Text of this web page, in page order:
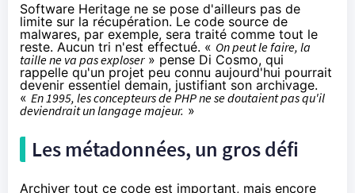
Software Heritage ne se pose d'ailleurs pas de
limite sur la récupération. Le code source de
malwares, par exemple, sera traité comme tout le
reste. Aucun tri n'est effectué. « On peut le faire, la
taille ne va pas exploser» pense Di Cosmo, qui
rappelle qu'un projet peu connu aujourd'hui pourrait
devenir essentiel demain, justifiant son archivage.
« En 1995, les concepteurs de PHP ne se doutaient pas qu'il
deviendrait un langage majeur. »
Les métadonnées, un gros défi
Archiver tout ce code est important, mais encore